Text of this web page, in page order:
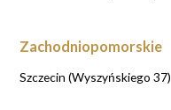
Zachodniopomorskie
Szczecin (Wyszyńskiego 37)